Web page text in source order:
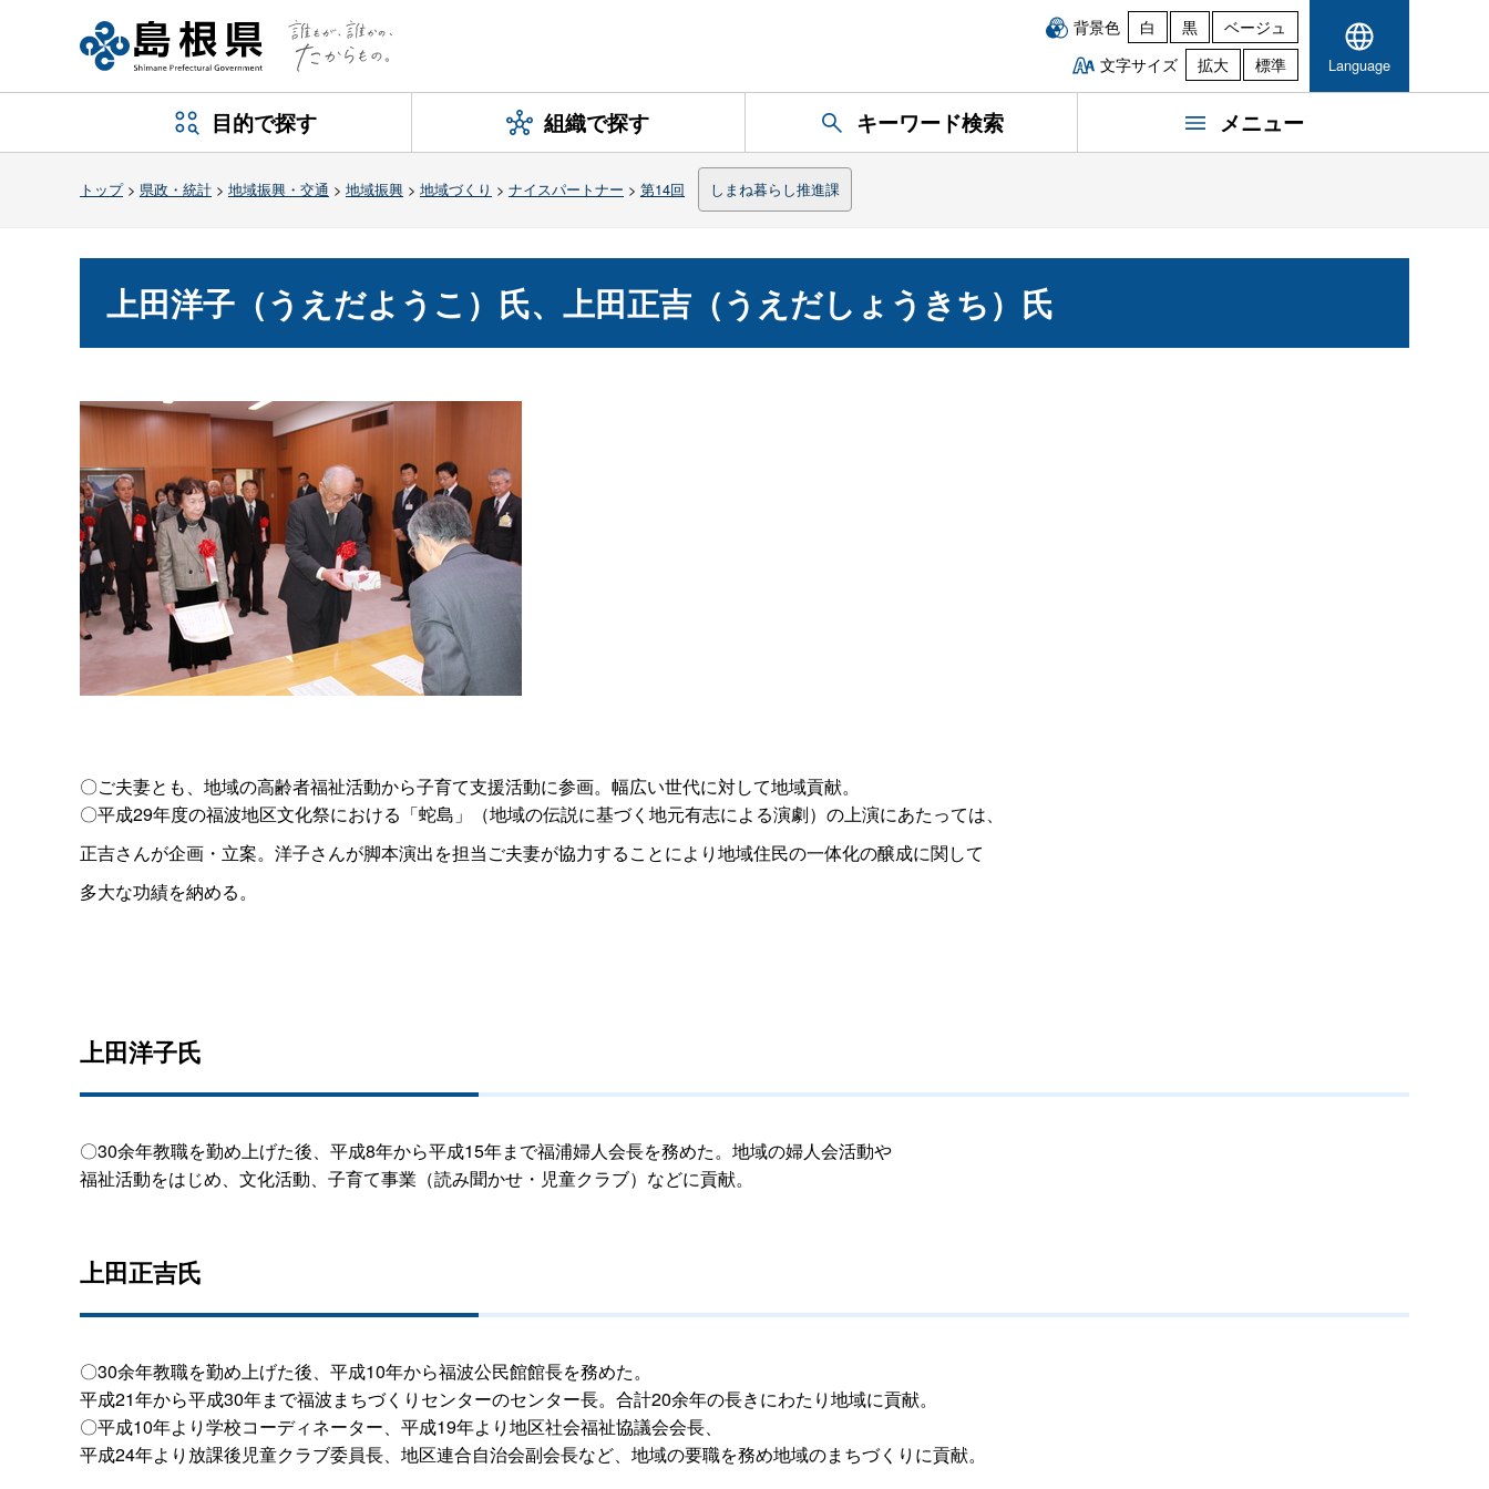
背景色 白 黒
ベージュ
文字サイズ
拡大 標準 Language
目的で探す 組織で探す キーワード検索 メニュー
トップ> 県政・統計 > 地域振興・交通 > 地域振興 > 地域づくり > ナイスパートナー > 第14回 しまね暮らし推進課
上田洋子（うえだようこ）氏、上田正吉（うえだしょうきち）氏
〇ご夫妻とも、地域の高齢者福祉活動から子育て支援活動に参画。幅広い世代に対して地域貢献。
〇平成29年度の福波地区文化祭における「蛇島」（地域の伝説に基づく地元有志による演劇）の上演にあたっては、
正吉さんが企画・立案。洋子さんが脚本演出を担当ご夫妻が協力することにより地域住民の一体化の醸成に関して
多大な功績を納める。
上田洋子氏
〇30余年教職を勤め上げた後、平成8年から平成15年まで福浦婦人会長を務めた。地域の婦人会活動や
福祉活動をはじめ、文化活動、子育て事業（読み聞かせ・児童クラブ）などに貢献。
上田正吉氏
〇30余年教職を勤め上げた後、平成10年から福波公民館館長を務めた。
平成21年から平成30年まで福波まちづくりセンターのセンター長。合計20余年の長きにわたり地域に貢献。
〇平成10年より学校コーディネーター、平成19年より地区社会福祉協議会会長、
平成24年より放課後児童クラブ委員長、地区連合自治会副会長など、地域の要職を務め地域のまちづくりに貢献。